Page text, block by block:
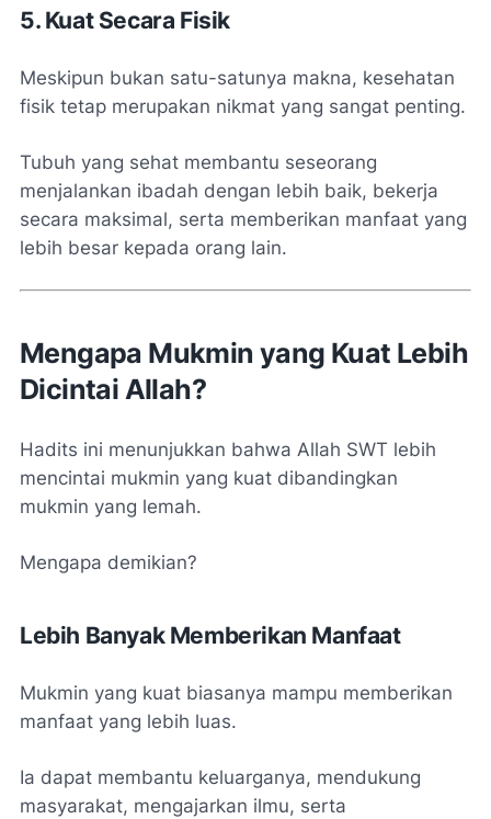
5. Kuat Secara Fisik
Meskipun bukan satu-satunya makna, kesehatan
fisik tetap merupakan nikmat yang sangat penting.
Tubuh yang sehat membantu seseorang
menjalankan ibadah dengan lebih baik, bekerja
secara maksimal, serta memberikan manfaat yang
lebih besar kepada orang lain.
Mengapa Mukmin yang Kuat Lebih
Dicintai Allah?
Hadits ini menunjukkan bahwa Allah SWT lebih
mencintai mukmin yang kuat dibandingkan
mukmin yang lemah.
Mengapa demikian?
Lebih Banyak Memberikan Manfaat
Mukmin yang kuat biasanya mampu memberikan
manfaat yang lebih luas.
Ia dapat membantu keluarganya, mendukung
masyarakat, mengajarkan ilmu, serta